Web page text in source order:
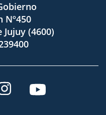
Nº450
Jujuy (4600)